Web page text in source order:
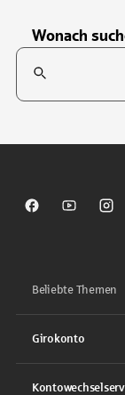
Wonach
Suchfeld
Sparkasse auf
Beliebte Themen
Girokonto